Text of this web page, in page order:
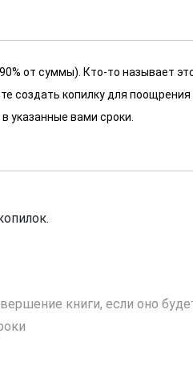
от суммы). Кто-то называет
создать копилку для поощрения
указанные вами сроки.
книги, если оно